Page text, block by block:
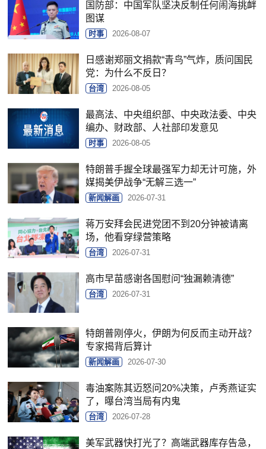
国防部：中国军队坚决反制任何闹海挑衅
图谋
时事 2026-08-07
日感谢郑丽文捐款“青鸟”气炸，质问国民
党：为什么不反日？
台湾 2026-08-05
最高法、中央组织部、中央政法委、中央
编办、财政部、人社部印发意见
时事 2026-08-05
特朗普手握全球最强军力却无计可施，外
媒揭美伊战争“无解三选一”
新闻解画 2026-07-31
蒋万安拜会民进党团不到20分钟被请离
场，他看穿绿营策略
台湾 2026-07-31
高市早苗感谢各国慰问“独漏赖清德”
台湾 2026-07-31
特朗普刚停火，伊朗为何反而主动开战？
专家揭背后算计
新闻解画 2026-07-30
毒油案陈其迈怒问20%决策，卢秀燕证实
了，曝台湾当局有内鬼
台湾 2026-07-28
美军武器快打光了？高端武器库存告急，